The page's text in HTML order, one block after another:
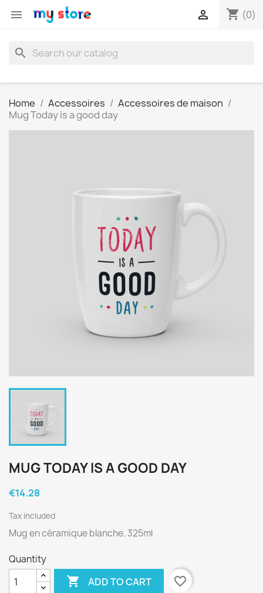
 shopping_cart (0)

search
Home Accessoires
Accessoires de maison
Mug Today is a good day
MUG TODAY IS A GOOD DAY
€14.28
Tax included
Mug en céramique blanche. 325ml
Quantity
 ADD TO CART favorite_border